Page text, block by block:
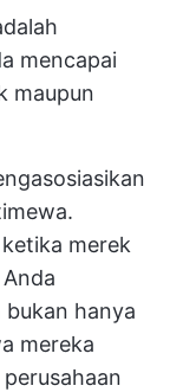
mencapai
maupun
merek
hanya
mereka